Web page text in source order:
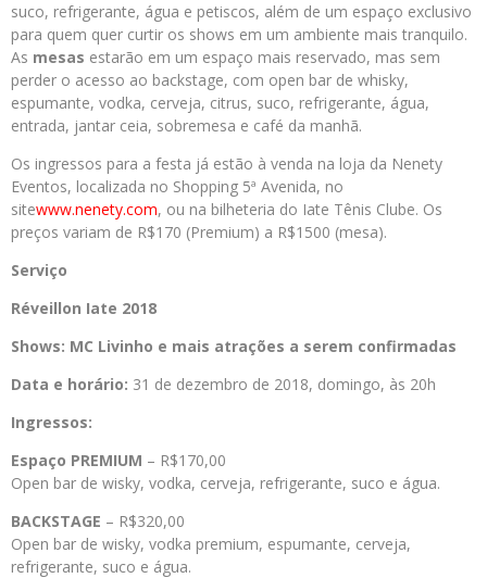
suco, refrigerante, água e petiscos, além de um espaço exclusivo
para quem quer curtir os shows em um ambiente mais tranquilo.
As mesas estarão em um espaço mais reservado, mas sem
perder o acesso ao backstage, com open bar de whisky,
espumante, vodka, cerveja, citrus, suco, refrigerante, água,
entrada, jantar ceia, sobremesa e café da manhã.
Os ingressos para a festa já estão à venda na loja da Nenety
Eventos, localizada no Shopping 5ª Avenida, no
sitewww.nenety.com, ou na bilheteria do Iate Tênis Clube. Os
preços variam de R$170 (Premium) a R$1500 (mesa).
Serviço
Réveillon Iate 2018
Shows: MC Livinho e mais atrações a serem confirmadas
Data e horário: 31 de dezembro de 2018, domingo, às 20h
Ingressos:
Espaço PREMIUM – R$170,00
Open bar de wisky, vodka, cerveja, refrigerante, suco e água.
BACKSTAGE – R$320,00
Open bar de wisky, vodka premium, espumante, cerveja,
refrigerante, suco e água.